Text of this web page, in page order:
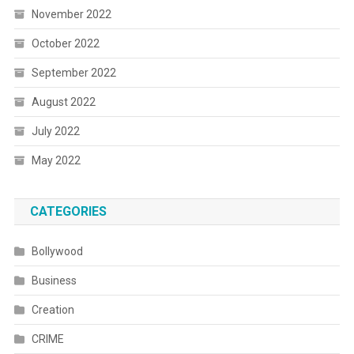
November 2022
October 2022
September 2022
August 2022
July 2022
May 2022
CATEGORIES
Bollywood
Business
Creation
CRIME